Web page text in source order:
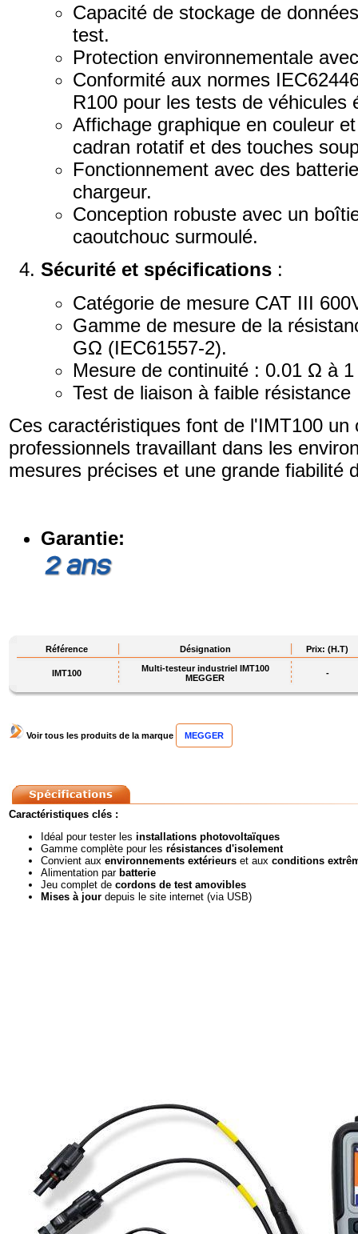
Capacité de stockage de
test.
Protection environnementale
Conformité aux normes
R100 pour les tests de véhicules
Affichage graphique en couleur
cadran rotatif et des touches
Fonctionnement avec des
chargeur.
Conception robuste avec un
caoutchouc surmoulé.
Sécurité et spécifications :
Catégorie de mesure CAT III
Gamme de mesure de la
GΩ (IEC61557-2).
Mesure de continuité : 0.01 Ω à
Test de liaison à faible
Ces caractéristiques font de l'IMT100 un
professionnels travaillant dans les
mesures précises et une grande fiabilité
Garantie:
Référence Désignation Prix: (H.T)
IMT100
Multi-testeur industriel IMT100
MEGGER
-
Voir tous les produits de la marque MEGGER
Caractéristiques clés :
Idéal pour tester les installations photovoltaïques
Gamme complète pour les résistances d'isolement
Convient aux environnements extérieurs et aux conditions
Alimentation par batterie
Jeu complet de cordons de test amovibles
Mises à jour depuis le site internet (via USB)